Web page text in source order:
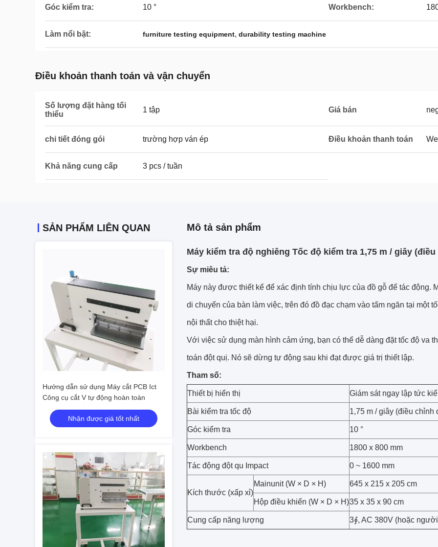
Góc kiểm tra: 10 ° Workbench:
Làm nổi bật: furniture testing equipment, durability testing machine
Điều khoản thanh toán và vận chuyển
Số lượng đặt hàng tối
thiểu
1 tập Giá bán
chi tiết đóng gói trường hợp ván ép Điều khoản thanh toán
Khả năng cung cấp 3 pcs / tuần
SẢN PHẨM LIÊN QUAN
Hướng dẫn sử dụng Máy cắt PCB Ict
Công cụ cắt V tự động hoàn toàn
Nhận được giá tốt nhất
Mô tả sản phẩm
Máy kiểm tra độ nghiêng Tốc độ kiểm tra 1,75 m / giây
Sự miêu tả:
Máy này được thiết kế để xác định tính chịu lực của đồ gỗ để tác động.
di chuyển của bàn làm việc, trên đó đồ đạc chạm vào tấm ngăn tại một
nội thất cho thiệt hại.
Với việc sử dụng màn hình cảm ứng, bạn có thể dễ dàng đặt tốc độ va
toán đột quị. Nó sẽ dừng tự động sau khi đạt được giá trị thiết lập.
Tham số:
Thiết bị hiển thị Giám sát ngay lập tức
Bài kiểm tra tốc độ 1,75 m / giây (điều chỉnh
Góc kiểm tra 10 °
Workbench 1800 x 800 mm
Tác động đột qu Impact 0 ~ 1600 mm
Kích thước (xấp xỉ)
Mainunit (W × D × H) 645 x 215 x 205 cm
Hộp điều khiển (W × D × H)35 x 35 x 90 cm
Cung cấp năng lượng 3∮, AC 380V (hoặc